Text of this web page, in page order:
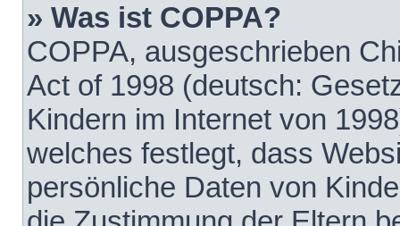
» Was ist COPPA?
COPPA, ausgeschrieben
Act of 1998 (deutsch:
Kindern im Internet von
welches festlegt, dass
persönliche Daten von